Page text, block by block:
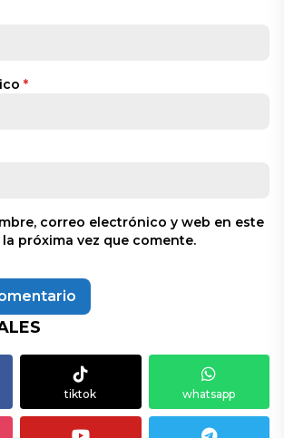
*
correo electrónico y web en este
próxima vez que comente.
tiktok whatsapp